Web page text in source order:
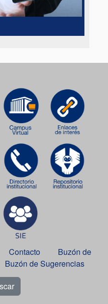
Contacto
Buzón de
Buzón de Sugerencias